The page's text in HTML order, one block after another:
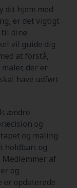
dit hjem med
er det vigtigt
til dine
vil guide dig
at forstå,
der er
have udført
ændre
og
og maling
holdbart og
af
og
er opdaterede